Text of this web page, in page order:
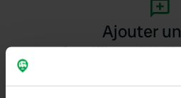
Ajouter
Vous êtes déjà venu ici ?